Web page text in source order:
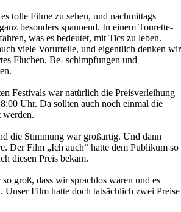
tolle Filme zu sehen, und nachmittags
besonders spannend. In einem Tourette-
was es bedeutet, mit Tics zu leben.
viele Vorurteile, und eigentlich denken wir
Fluchen, Be- schimpfungen und
Festivals war natürlich die Preisverleihung
Uhr. Da sollten auch noch einmal die
werden.
die Stimmung war großartig. Und dann
Der Film „Ich auch“ hatte dem Publikum so
diesen Preis bekam.
groß, dass wir sprachlos waren und es
Unser Film hatte doch tatsächlich zwei Preise